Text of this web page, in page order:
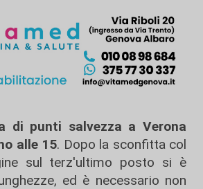
di punti salvezza a Verona
alle 15. Dopo la sconfitta col
sul terz'ultimo posto si è
ed è necessario non